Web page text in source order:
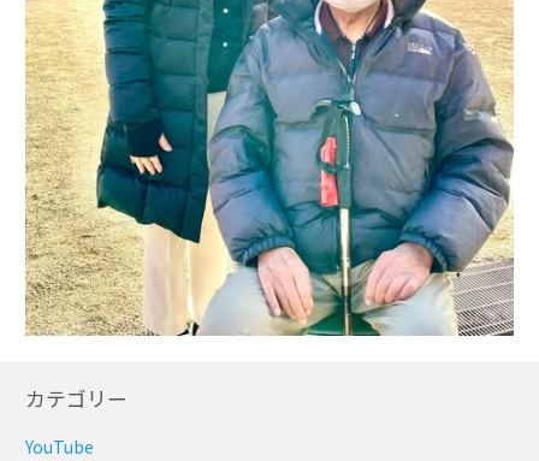
カテゴリー
YouTube